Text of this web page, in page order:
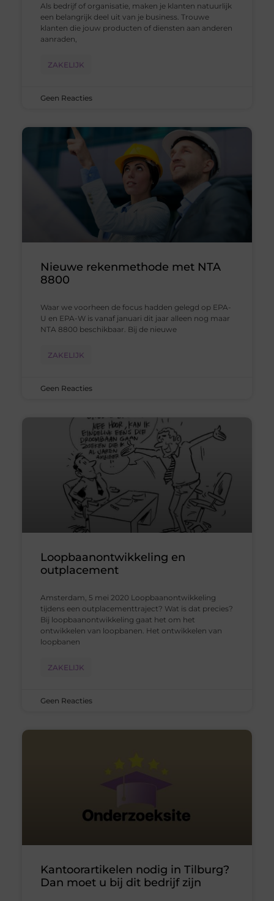
Als bedrijf of organisatie, maken je klanten natuurlijk
een belangrijk deel uit van je business. Trouwe
klanten die jouw producten of diensten aan anderen
aanraden,
ZAKELIJK
Geen Reacties
Nieuwe rekenmethode met NTA
8800
Waar we voorheen de focus hadden gelegd op EPA-
U en EPA-W is vanaf januari dit jaar alleen nog maar
NTA 8800 beschikbaar. Bij de nieuwe
ZAKELIJK
Geen Reacties
Loopbaanontwikkeling en
outplacement
Amsterdam, 5 mei 2020 Loopbaanontwikkeling
tijdens een outplacementtraject? Wat is dat precies?
Bij loopbaanontwikkeling gaat het om het
ontwikkelen van loopbanen. Het ontwikkelen van
loopbanen
ZAKELIJK
Geen Reacties
Kantoorartikelen nodig in Tilburg?
Dan moet u bij dit bedrijf zijn